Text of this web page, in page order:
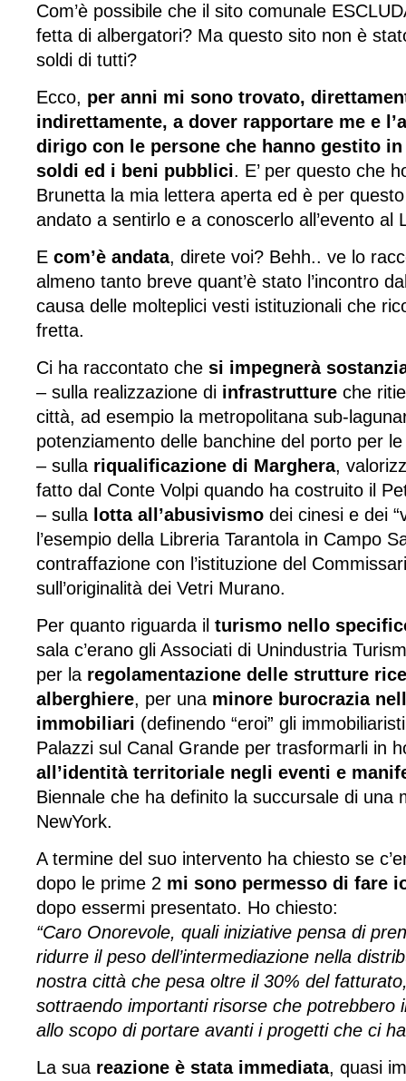
Com’è possibile che il sito comunale
fetta di albergatori? Ma questo sito non è
soldi di tutti?
Ecco, per anni mi sono trovato,
indirettamente, a dover rapportare me e
dirigo con le persone che hanno gestito
soldi ed i beni pubblici. E’ per questo che
Brunetta la mia lettera aperta ed è per
andato a sentirlo e a conoscerlo all’evento al
E com’è andata, direte voi? Behh.. ve lo
almeno tanto breve quant’è stato l’incontro
causa delle molteplici vesti istituzionali che
fretta.
Ci ha raccontato che si impegnerà
– sulla realizzazione di infrastrutture che
città, ad esempio la metropolitana sub-
potenziamento delle banchine del porto per
– sulla riqualificazione di Marghera,
fatto dal Conte Volpi quando ha costruito il
– sulla lotta all’abusivismo dei cinesi e dei
l’esempio della Libreria Tarantola in Campo
contraffazione con l’istituzione del
sull’originalità dei Vetri Murano.
Per quanto riguarda il turismo nello
sala c’erano gli Associati di Unindustria
per la regolamentazione delle strutture
alberghiere, per una minore burocrazia
immobiliari (definendo “eroi” gli
Palazzi sul Canal Grande per trasformarli in
all’identità territoriale negli eventi e
Biennale che ha definito la succursale di una
NewYork.
A termine del suo intervento ha chiesto se
dopo le prime 2 mi sono permesso di fare
dopo essermi presentato. Ho chiesto:
“Caro Onorevole, quali iniziative pensa di
ridurre il peso dell’intermediazione nella
nostra città che pesa oltre il 30% del
sottraendo importanti risorse che potrebbero
allo scopo di portare avanti i progetti che ci
La sua reazione è stata immediata, quasi